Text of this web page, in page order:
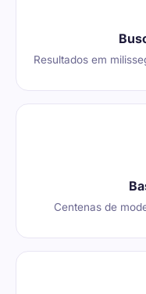
Resultados em
Centenas de